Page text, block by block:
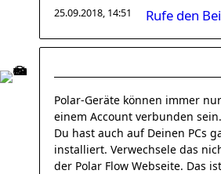
25.09.2018, 14:51
Rufe den
Polar-Geräte können immer
einem Account verbunden sein.
Du hast auch auf Deinen PCs
installiert. Verwechsele das
der Polar Flow Webseite. Das